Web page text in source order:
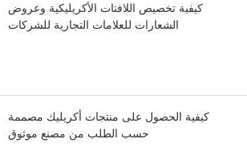
كيفية تخصيص اللافتات الأكريليكية وعروض
الشعارات للعلامات التجارية للشركات
كيفية الحصول على منتجات أكريليك مصممة
حسب الطلب من مصنع موثوق